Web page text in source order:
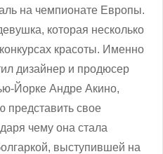
на чемпионате Европы.
которая несколько
красоты. Именно
дизайнер и продюсер
Йорке Андре Акино,
представить свое
чему она стала
выступившей на